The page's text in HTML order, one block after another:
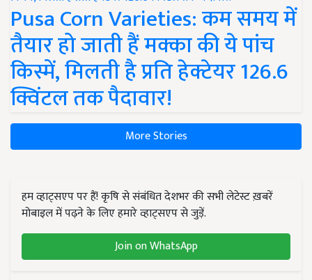
Pusa Corn Varieties: कम समय में
तैयार हो जाती हैं मक्का की ये पांच
किस्में, मिलती है प्रति हेक्टेयर 126.6
क्विंटल तक पैदावार!
More Stories
हम व्हाट्सएप पर हैं! कृषि से संबंधित देशभर की सभी लेटेस्ट ख़बरें
मोबाइल में पढ़ने के लिए हमारे व्हाट्सएप से जुड़ें.
Join on WhatsApp